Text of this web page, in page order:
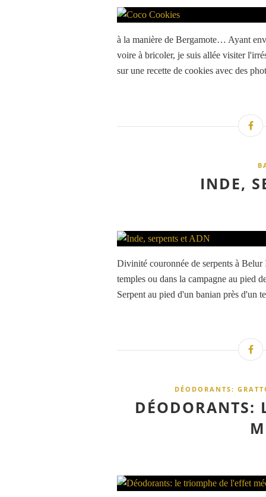
à la manière de Bergamote… Ayant
voire à bricoler, je suis allée visiter
sur une recette de cookies avec des
INDE,
Divinité couronnée de serpents à Belur
temples ou dans la campagne au pied
Serpent au pied d'un banian près d'un
DÉODORANTS:
DÉODORANTS: